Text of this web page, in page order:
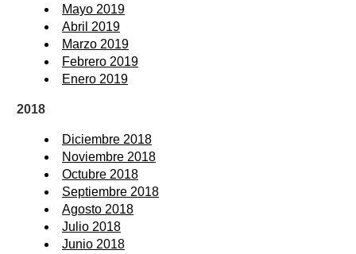
Mayo 2019
Abril 2019
Marzo 2019
Febrero 2019
Enero 2019
2018
Diciembre 2018
Noviembre 2018
Octubre 2018
Septiembre 2018
Agosto 2018
Julio 2018
Junio 2018